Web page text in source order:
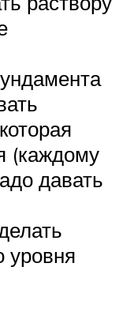
(каждому
давать
уровня